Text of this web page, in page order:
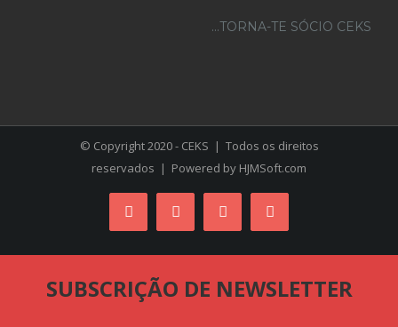
...TORNA-TE SÓCIO CEKS
© Copyright 2020 - CEKS | Todos os direitos
reservados | Powered by HJMSoft.com
FacebookInstagramYouTubeSkype
SUBSCRIÇÃO DE NEWSLETTER